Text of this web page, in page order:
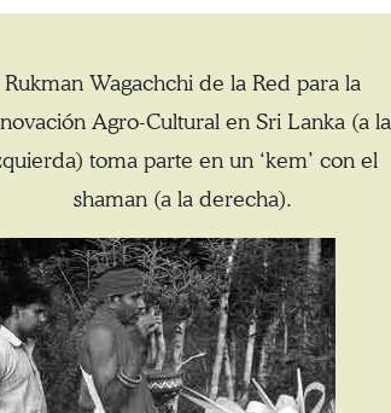
Rukman Wagachchi de la Red para la
Agro-Cultural en Sri Lanka (a la
toma parte en un ‘kem’ con el
shaman (a la derecha).